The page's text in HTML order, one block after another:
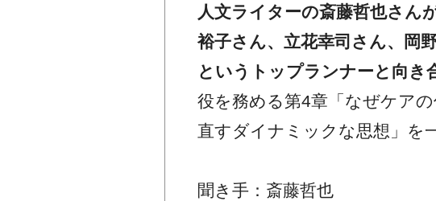
人文ライターの斎藤哲也さん
裕子さん、立花幸司さん、岡
というトップランナーと向き
役を務める第4章「なぜケア
直すダイナミックな思想」を
聞き手：斎藤哲也